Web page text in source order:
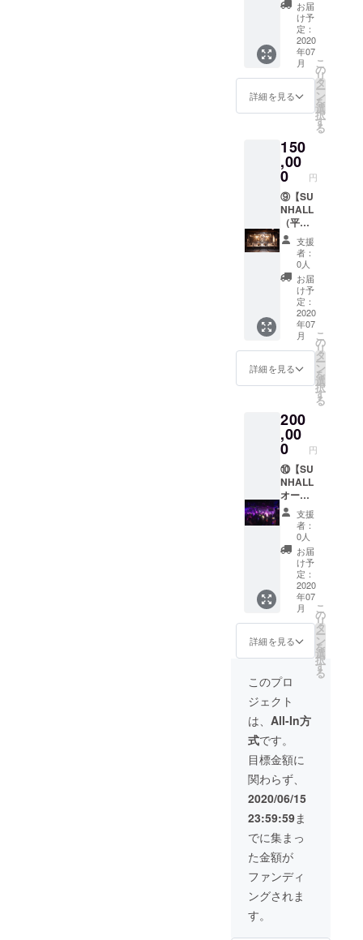
都合許
す場合
は、リ
ターン
の額に
上乗せ
ご支援
頂けま
変嬉し
いで
す。
とがで
きま
す。ご
都合許
す場合
は、リ
の額に
上乗せ
頂けま
すと大
変嬉し
いで
す。
様、外
観は予
告なく
変更す
る場合
があり
でご了
承くだ
ターン
も金額
を「上
乗せ支
援」を
するこ
とがで
きま
す。ご
都合許
す場合
は、リ
ターン
の額に
上乗せ
して、
頂けま
すと大
す。
ニュー
よりご
希望の
受け取
り方法
を選択
くださ
い。
希望の
場合
は、
2020年
12月31
日まで
とさせ
ていた
だきま
す。）
＊ドリ
ンクチ
ケット
使用期
限：
2021年
10月31
日 ＊商
様、外
観は予
告なく
変更す
る場合
があり
ますの
でご了
承くだ
さい。 *
どのリ
ターン
も金額
を「上
乗せ支
援」を
するこ
とがで
都合許
は、リ
ターン
の額に
上乗せ
して、
ご支援
頂けま
すと大
いで
す。
種類
セット
のリ
ターン
となり
ます。
【Tシャ
ツ 】 カ
BLACK
サイ
ズ：S /
M / L /
XL (プ
ルダウ
ンから
ご希望
のカ
ラー・
サイズ
をお選
びくだ
さい) ＊
支援時
にプル
ダウン
メ
ニュー
り方法
を選択
くださ
い。
（店頭
での受
け取り
希望の
場合
は、
2020年
12月31
日まで
とさせ
ていた
だきま
す。）
＊商品
仕様、
外観は
予告な
く変更
する場
合があ
ります
のでご
了承く
ださ
い。 *ど
のリ
ターン
も金額
を「上
乗せ支
援」を
するこ
時〜22
時利
用】
2020年
7月～
2021年
12月の
任意日
程で、
の会場
貸し切
りをご
利用い
ただけ
ます。
ライブ
イベン
ト・バ
ラエ
ティ系
の催し
ははも
ちろ
ん、別
途飲食
もご相
談いた
だいて
の貸し
パー
ティー
等も可
能で
す。
★SUN
HALL
westフ
ロアの
み / 機材
レンタ
ル・受
付ス
タッフ
メール
アドレ
ス必須
とさせ
ていた
だき、
詳しい
内容、
日程に
関して
は追っ
てご連
絡、ご
相談さ
せてい
ただき
ます。
★既に
スケ
ジュー
ルが
入って
いる日
利用頂
お届
け予
定：
2020
年07
月
詳細を見る
こ
の
リ
タ
ー
ン
を
選
択
す
る
150
,00
0 円
⑨【SU
NHALL
（平
日）レ
ンタル
コース
12時〜
22時利
用】
2020年
7月～
2021年
12月の
任意日
程で、
10時間
貸し切
りをご
利用い
ただけ
ます。
ライブ
イベン
ト・バ
ラエ
ティ系
の催し
ははも
ちろ
ん、別
途飲食
もご相
談いた
だいて
の貸し
切り
パー
ティー
等も可
能で
す。
★SUN
HALLフ
ロアの
み / 機材
レンタ
ル・受
付ス
タッフ
込 ★
メール
アドレ
ス必須
とさせ
詳しい
支援
者：
0人
お届
け予
定：
2020
年07
月
詳細を見る
こ
の
リ
タ
ー
ン
を
選
択
す
る
200
,00
0 円
⑩【SU
NHALL
オール
ナイト
（金曜
日）レ
ンタル
コース
23時〜5
時利
用】
2020年
7月～
2021年
12月の
任意日
程で、
オール
ナイト
の会場
貸し切
りをご
利用い
ただけ
ます。
ライブ
イベン
ト・バ
ラエ
ティ系
の催し
ははも
ちろ
ん、別
談いた
支援
者：
0人
お届
け予
定：
2020
年07
月
詳細を見る
こ
の
リ
タ
ー
ン
を
選
択
す
る
このプロ
ジェクト
は、 All-In方
式です。
目標金額に
関わらず、
2020/06/15
23:59:59ま
でに集まっ
た金額が
ファンディ
ングされま
す。